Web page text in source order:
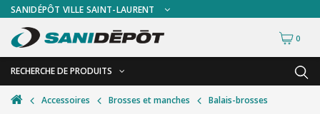
SANIDÉPÔT VILLE SAINT-LAURENT
0
RECHERCHE DE PRODUITS
RETOUR
RETOUR
Accessoires Brosses et manches
Balais-brosses